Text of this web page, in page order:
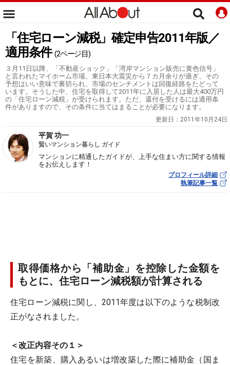
「住宅ローン減税」確定申告2011年版／
適用条件 (2ページ目)
３月11日以降、「不動産ショック」「湾岸マンション販売に黄色信号」
と言われたマイホーム市場。東日本大震災から７カ月余りが過ぎ、その
予想はいい意味で裏切られ、市場のセンチメントは回復経路をたどって
います。そうした中、住宅を取得して2011年に入居した人は最大400万円
の「住宅ローン減税」が受けられます。ただ、還付を受けるには適用条
件がありますので、その条件に当てはまることが必要になります。
更新日： 2011年10月24日
平賀 功一
賢いマンション暮らし ガイド
マンションに精通したガイドが、上手な住まい方に関する情報
をお伝えします！
プロフィール詳細
執筆記事一覧
取得価格から「補助金」を控除した金額を
もとに、住宅ローン減税額が計算される
住宅ローン減税に関し、2011年度は以下のような税制改
正がなされました。
＜改正内容その１＞
住宅を新築、購入あるいは増改築した際に補助金（国ま